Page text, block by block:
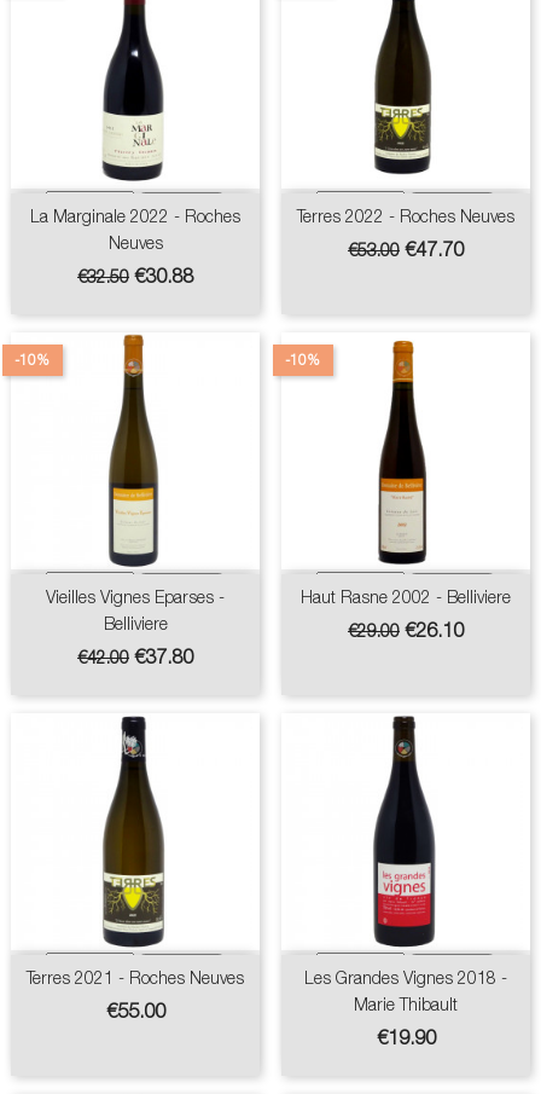
La Marginale 2022 - Roches
Neuves
Regular
€32.50 Price
€30.88
Terres 2022 - Roches Neuves
Regular
€53.00 Price
€47.70
Vieilles Vignes Eparses -
Belliviere
Regular
€42.00
-10%
Price
€37.80
Haut Rasne 2002 - Belliviere
Regular
€29.00
-10%
Price
€26.10
Terres 2021 - Roches Neuves
Price
€55.00
Les Grandes Vignes 2018 -
Marie Thibault
Price
€19.90